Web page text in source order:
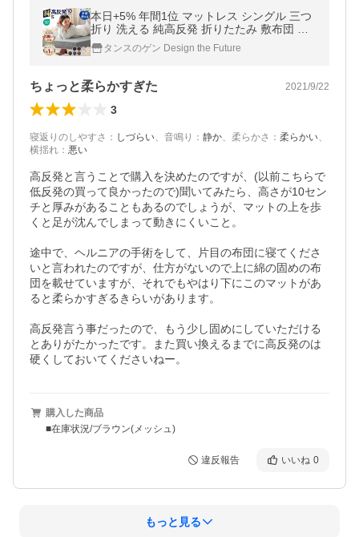
本日+5% 年間1位 マットレス シングル 三つ
折り 洗える 純高反発 折りたたみ 敷布団 高
反発マットレス 丸洗い ベッドマット ベッド
マットレス 極厚10cm 高反発
タンスのゲン Design the Future
ちょっと柔らかすぎた 2021/9/22
3
寝返りのしやすさ ： しづらい、 音鳴り ： 静か、 柔らかさ ： 柔らかい、
横揺れ ： 悪い
高反発と言うことで購入を決めたのですが、(以前こちらで
低反発の買って良かったので)聞いてみたら、高さが10セン
チと厚みがあることもあるのでしょうが、マットの上を歩
くと足が沈んでしまって動きにくいこと。
途中で、ヘルニアの手術をして、片目の布団に寝てくださ
いと言われたのですが、仕方がないので上に綿の固めの布
団を載せていますが、それでもやはり下にこのマットがあ
ると柔らかすぎるきらいがあります。
高反発言う事だったので、もう少し固めにしていただける
とありがたかったです。また買い換えるまでに高反発のは
硬くしておいてくださいねー。
購入した商品
■在庫状況/ブラウン(メッシュ)
違反報告 いいね 0
もっと見る